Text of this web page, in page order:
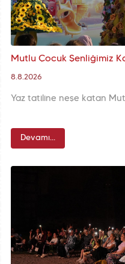
8.8.2026
Devamı...